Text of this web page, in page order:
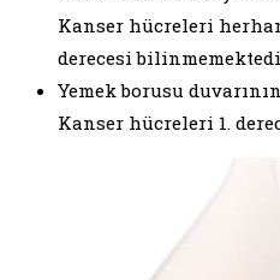
Kanser hücreleri
derecesi
Yemek borusu
Kanser hücreleri 1.